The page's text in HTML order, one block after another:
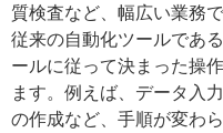
質検査など、幅広い業務
従来の自動化ツールであ
ールに従って決まった操
ます。例えば、データ入
の作成など、手順が変わ